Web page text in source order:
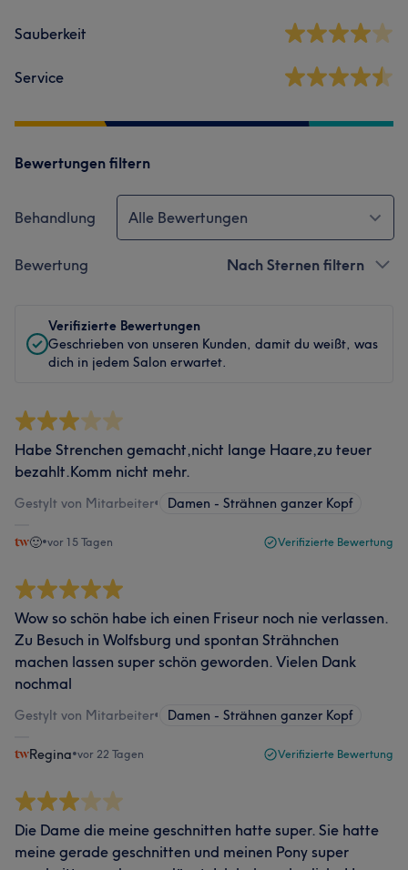
Sauberkeit
Service
Bewertungen filtern
Behandlung Alle Bewertungen
Bewertung Nach Sternen filtern
Verifizierte Bewertungen
Geschrieben von unseren Kunden, damit du weißt, was
dich in jedem Salon erwartet.
Habe Strenchen gemacht,nicht lange Haare,zu teuer
bezahlt.Komm nicht mehr.
Gestylt von Mitarbeiter• Damen - Strähnen ganzer Kopf
🙂•vor 15 Tagen Verifizierte Bewertung
Wow so schön habe ich einen Friseur noch nie verlassen.
Zu Besuch in Wolfsburg und spontan Strähnchen
machen lassen super schön geworden. Vielen Dank
nochmal
Gestylt von Mitarbeiter• Damen - Strähnen ganzer Kopf
Regina•vor 22 Tagen Verifizierte Bewertung
Die Dame die meine geschnitten hatte super. Sie hatte
meine gerade geschnitten und meinen Pony super